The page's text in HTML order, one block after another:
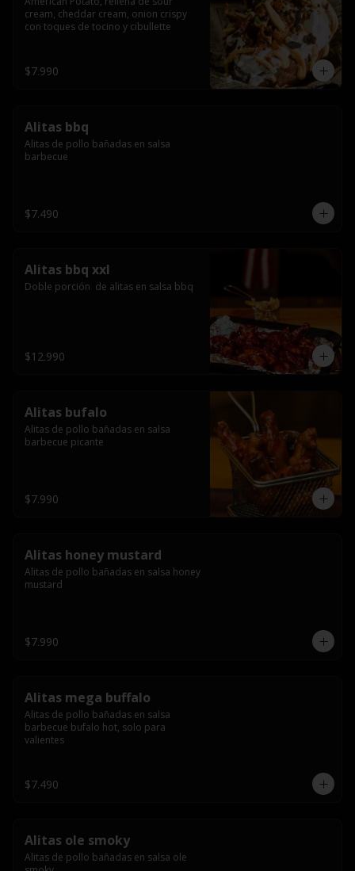
cream, cheddar cream, onion crispy
con toques de tocino y cibullette
$7.990
Alitas bbq
Alitas de pollo bañadas en salsa
barbecue
$7.490
Alitas bbq xxl
Doble porción  de alitas en salsa bbq
$12.990
Alitas bufalo
Alitas de pollo bañadas en salsa
barbecue picante
$7.990
Alitas honey mustard
Alitas de pollo bañadas en salsa honey
mustard
$7.990
Alitas mega buffalo
Alitas de pollo bañadas en salsa
barbecue bufalo hot, solo para
valientes
$7.490
Alitas ole smoky
Alitas de pollo bañadas en salsa ole